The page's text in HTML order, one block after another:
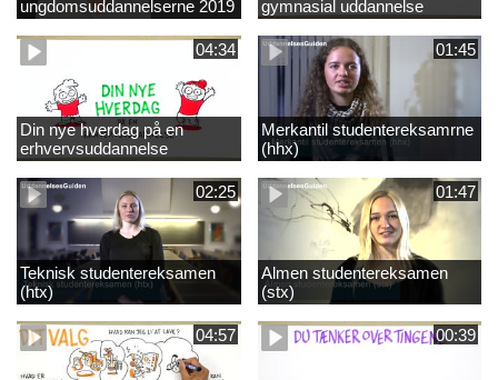
ungdomsuddannelserne 2019
gymnasial uddannelse
04:34
Din nye hverdag på en
erhvervsuddannelse
01:45
Merkantil studentereksamrne
(hhx)
02:25
Teknisk studentereksamen
(htx)
01:47
Almen studentereksamen
(stx)
04:57 00:39